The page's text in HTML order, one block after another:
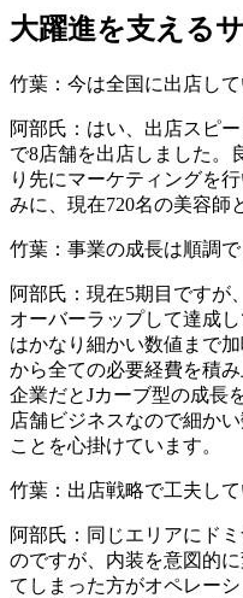
大躍進を支える
竹葉：今は全国に出店して
阿部氏：はい、出店スピ
で8店舗を出店しました。
り先にマーケティングを
みに、現在720名の美容師
竹葉：事業の成長は順調で
阿部氏：現在5期目ですが
オーバーラップして達成
はかなり細かい数値まで
から全ての必要経費を積
企業だとJカーブ型の成長
店舗ビジネスなので細か
ことを心掛けています。
竹葉：出店戦略で工夫して
阿部氏：同じエリアにド
のですが、内装を意図的
てしまった方がオペレー